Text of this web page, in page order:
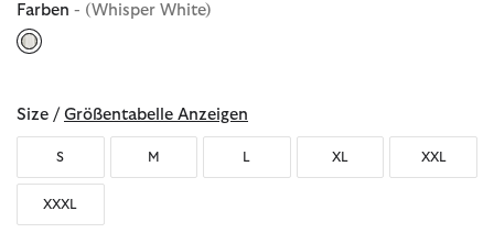
Farben - (Whisper White)
Size / Größentabelle Anzeigen
S M L XL XXL
XXXL